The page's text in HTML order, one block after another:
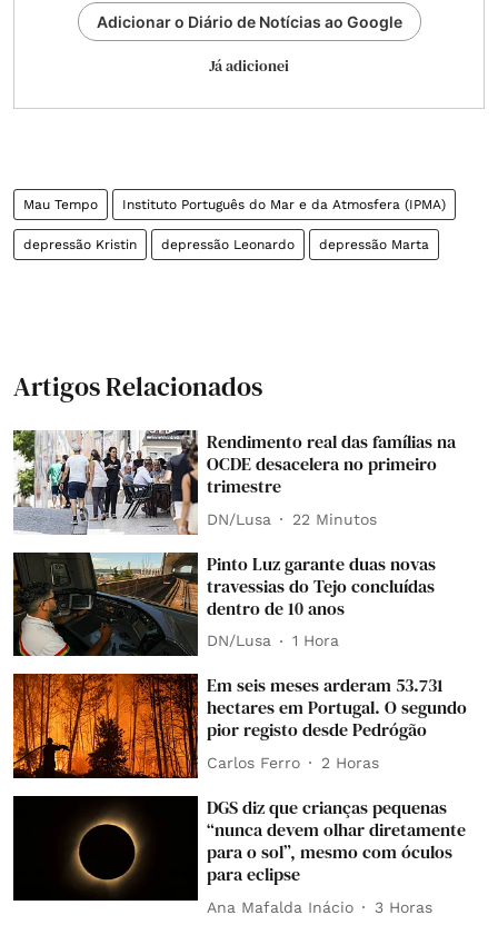
Adicionar o Diário de Notícias ao Google
Já adicionei
Mau Tempo Instituto Português do Mar e da Atmosfera (IPMA)
depressão Kristin depressão Leonardo depressão Marta
Artigos Relacionados
Rendimento real das famílias na
OCDE desacelera no primeiro
trimestre
DN/Lusa 22 Minutos
Pinto Luz garante duas novas
travessias do Tejo concluídas
dentro de 10 anos
DN/Lusa 1 Hora
Em seis meses arderam 53.731
hectares em Portugal. O segundo
pior registo desde Pedrógão
Carlos Ferro 2 Horas
DGS diz que crianças pequenas
“nunca devem olhar diretamente
para o sol”, mesmo com óculos
para eclipse
Ana Mafalda Inácio 3 Horas